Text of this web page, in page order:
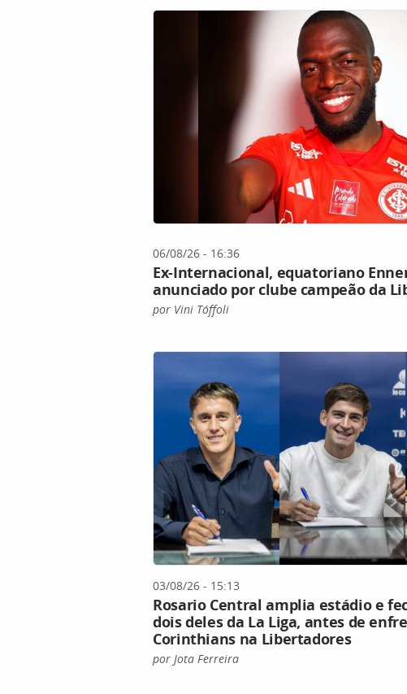
06/08/26 - 16:36
Ex-Internacional, equatoriano
anunciado por clube campeão da
por Vini Tóffoli
03/08/26 - 15:13
Rosario Central amplia estádio e
dois deles da La Liga, antes de
Corinthians na Libertadores
por Jota Ferreira